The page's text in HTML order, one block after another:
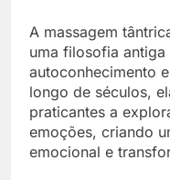
A massagem
uma filosofia
autoconhecimento
longo de séculos,
praticantes a
emoções, criando
emocional e